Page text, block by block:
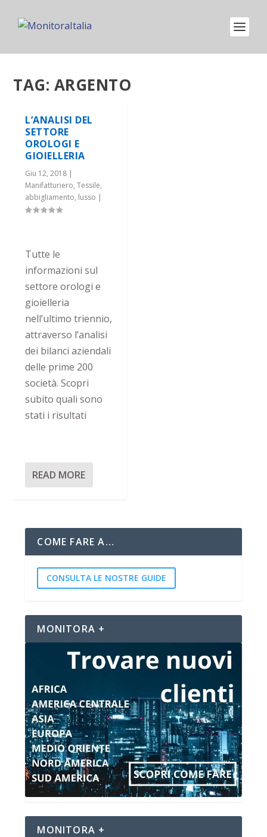
TAG: ARGENTO
L’ANALISI DEL
SETTORE
OROLOGI E
GIOIELLERIA
Giu 12, 2018 |
Manifatturiero,Tessile,
abbigliamento, lusso |
Tutte le
informazioni sul
settore orologi e
gioielleria
nell’ultimo triennio,
attraverso l’analisi
dei bilanci aziendali
delle prime 200
società. Scopri
subito quali sono
stati i risultati
READ MORE
COME FARE A…
CONSULTA LE NOSTRE GUIDE
MONITORA +
MONITORA +